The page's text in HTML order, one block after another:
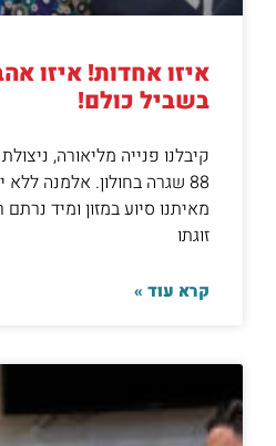
איזו אחדות! איזו
בשביל כולם!
קיבלנו פנייה מליאורה,
88 שגרה בחולון. אלמנה
מאיתנו סיוע במזון ומיד
זוגתו
קרא עוד »